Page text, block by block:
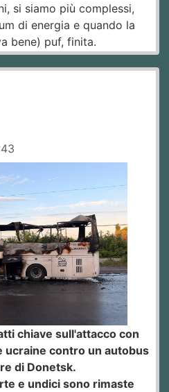
si siamo più complessi,
di energia e quando la
bene) puf, finita.
chiave sull'attacco con
ucraine contro un autobus
di Donetsk.
e undici sono rimaste